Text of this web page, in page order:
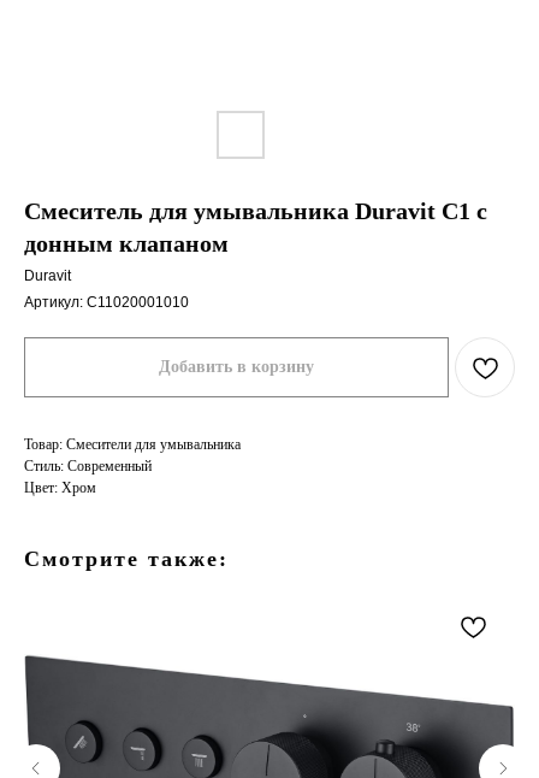
Смеситель для умывальника Duravit C1 с
донным клапаном
Duravit
Артикул: C11020001010
Добавить в корзину
Товар: Смесители для умывальника
Стиль: Современный
Цвет: Хром
Смотрите также: